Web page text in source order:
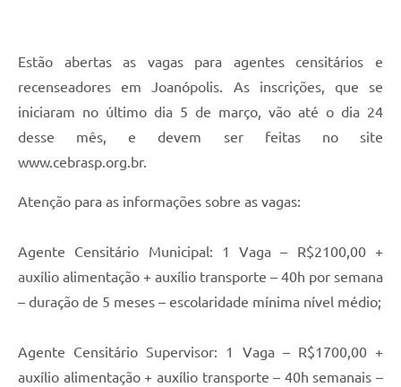
Estão abertas as vagas para agentes censitários e
recenseadores em Joanópolis. As inscrições, que se
iniciaram no último dia 5 de março, vão até o dia 24
desse mês, e devem ser feitas no site
www.cebrasp.org.br.
Atenção para as informações sobre as vagas:
Agente Censitário Municipal: 1 Vaga – R$2100,00 +
auxílio alimentação + auxílio transporte – 40h por semana
– duração de 5 meses – escolaridade mínima nível médio;
Agente Censitário Supervisor: 1 Vaga – R$1700,00 +
auxílio alimentação + auxílio transporte – 40h semanais –